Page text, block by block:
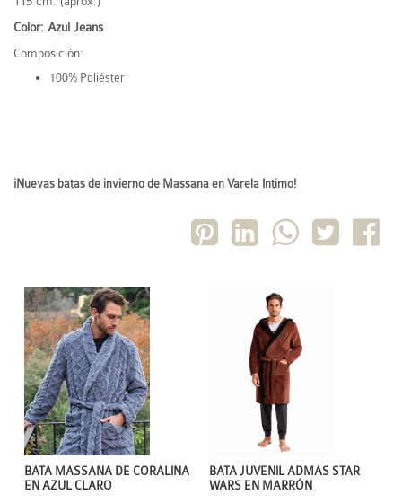
Color: Azul Jeans
Composición:
100% Poliéster
¡Nuevas batas de invierno de Massana en Varela Intimo!
BATA JUVENIL ADMAS STAR
WARS EN MARRÓN
BATA MASSANA DE CORALINA
EN AZUL CLARO